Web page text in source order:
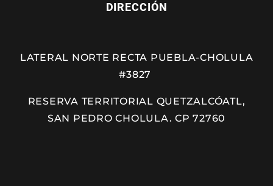
DIRECCIÓN
LATERAL NORTE RECTA PUEBLA-CHOLULA
#3827
RESERVA TERRITORIAL QUETZALCÓATL,
SAN PEDRO CHOLULA. CP 72760